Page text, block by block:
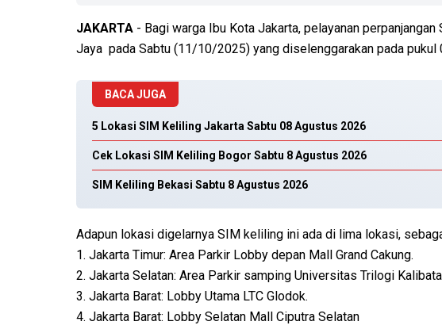
JAKARTA - Bagi warga Ibu Kota Jakarta, pelayanan
Jaya pada Sabtu (11/10/2025) yang diselenggarakan pada pukul
BACA JUGA
5 Lokasi SIM Keliling Jakarta Sabtu 08 Agustus 2026
Cek Lokasi SIM Keliling Bogor Sabtu 8 Agustus 2026
SIM Keliling Bekasi Sabtu 8 Agustus 2026
Adapun lokasi digelarnya SIM keliling ini ada di lima lokasi,
1. Jakarta Timur: Area Parkir Lobby depan Mall Grand Cakung.
2. Jakarta Selatan: Area Parkir samping Universitas Trilogi Kalibata
3. Jakarta Barat: Lobby Utama LTC Glodok.
4. Jakarta Barat: Lobby Selatan Mall Ciputra Selatan